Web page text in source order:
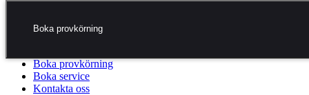
Kontakta oss
Boka provkörning
Boka service
Kontakta oss
Boka provkörning